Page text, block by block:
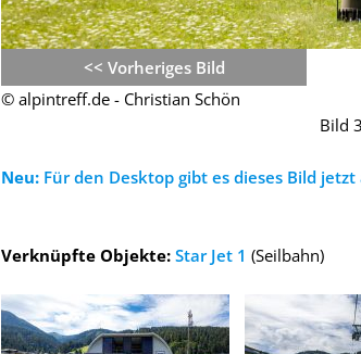
<< Vorheriges Bild
© alpintreff.de - Christian Schön
Bild
Neu: Für den Desktop gibt es dieses Bild
Verknüpfte Objekte: Star Jet 1 (Seilbahn)
Asitzbahn - Leogang - Bilder
Schau Dir hier Bilder der Asitzbahn in
an.
Zur